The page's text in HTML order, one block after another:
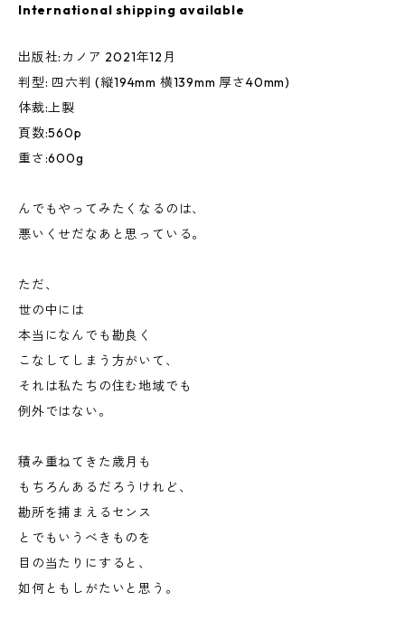
International shipping available
出版社:カノア 2021年12月
判型: 四六判 (縦194mm 横139mm 厚さ40mm)
体裁:上製
頁数:560p
重さ:600g
んでもやってみたくなるのは、
悪いくせだなあと思っている。
ただ、
世の中には
本当になんでも勘良く
こなしてしまう方がいて、
それは私たちの住む地域でも
例外ではない。
積み重ねてきた歳月も
もちろんあるだろうけれど、
勘所を捕まえるセンス
とでもいうべきものを
目の当たりにすると、
如何ともしがたいと思う。